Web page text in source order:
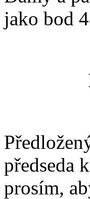
jako bod
předseda
prosím,